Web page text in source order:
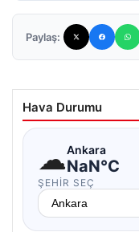
Paylaş:
Hava Durumu
☁Ankara
NaN°C
ŞEHIR SEÇ